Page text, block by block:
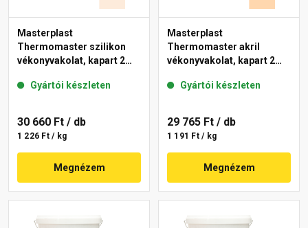
Masterplast
Thermomaster szilikon
vékonyvakolat, kapart 2
Gyártói készleten
30 660 Ft / db
1 226 Ft / kg
Megnézem
Masterplast
Thermomaster akril
vékonyvakolat, kapart 2
Gyártói készleten
29 765 Ft / db
1 191 Ft / kg
Megnézem